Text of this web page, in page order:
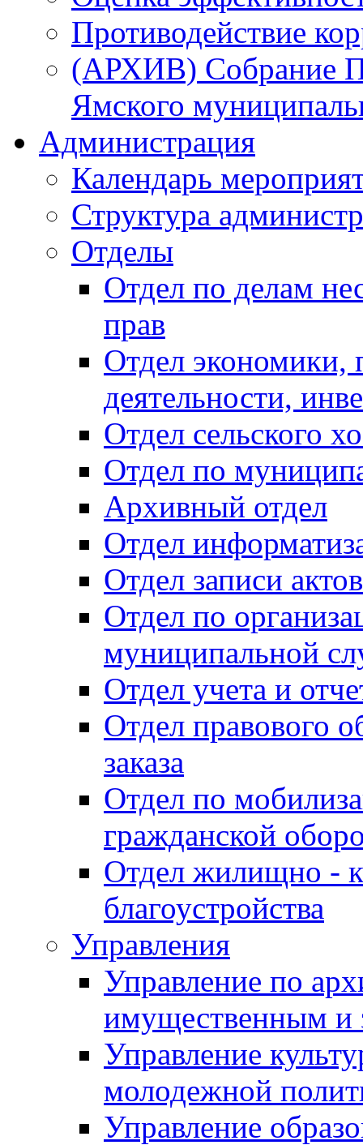
Противодействие
(АРХИВ) Собрание
Ямского
Администрация
Календарь
Структура
Отделы
Отдел по делам
прав
Отдел экономики,
деятельности,
Отдел сельского
Отдел по
Архивный отдел
Отдел
Отдел записи
Отдел по
муниципальной
Отдел учета и
Отдел правового
заказа
Отдел по
гражданской
Отдел жилищно -
благоустройства
Управления
Управление по
имущественным и
Управление
молодежной
Управление